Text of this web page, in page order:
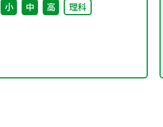
小 中 高 理科